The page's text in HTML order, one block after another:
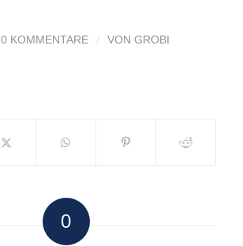
0 KOMMENTARE / VON GROBI
0